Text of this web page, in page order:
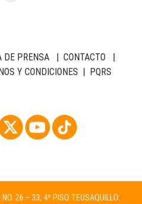
DE PRENSA| CONTACTO |
Y CONDICIONES | PQRS
26 – 33, 4º PISO TEUSAQUILLO: